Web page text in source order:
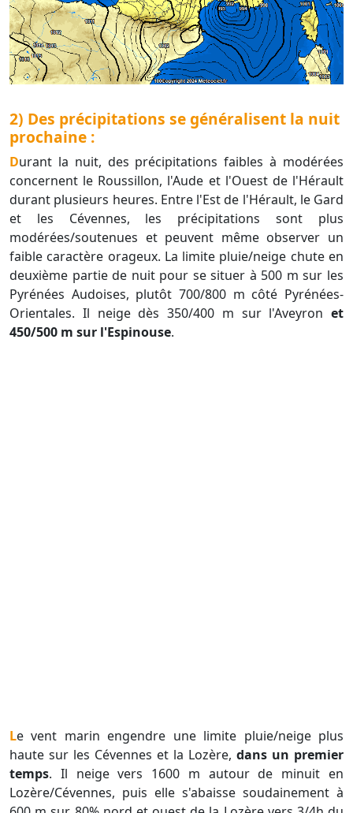
2) Des précipitations se généralisent la nuit
prochaine :
Durant la nuit, des précipitations faibles à modérées
concernent le Roussillon, l'Aude et l'Ouest de l'Hérault
durant plusieurs heures. Entre l'Est de l'Hérault, le Gard
et les Cévennes, les précipitations sont plus
modérées/soutenues et peuvent même observer un
faible caractère orageux. La limite pluie/neige chute en
deuxième partie de nuit pour se situer à 500 m sur les
Pyrénées Audoises, plutôt 700/800 m côté Pyrénées-
Orientales. Il neige dès 350/400 m sur l'Aveyron et
450/500 m sur l'Espinouse.
Le vent marin engendre une limite pluie/neige plus
haute sur les Cévennes et la Lozère, dans un premier
temps. Il neige vers 1600 m autour de minuit en
Lozère/Cévennes, puis elle s'abaisse soudainement à